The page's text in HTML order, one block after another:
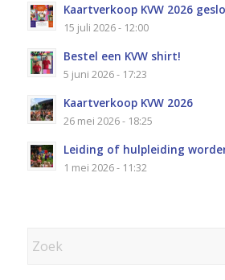
Kaartverkoop KVW 2026
15 juli 2026 - 12:00
Bestel een KVW shirt!
5 juni 2026 - 17:23
Kaartverkoop KVW 2026
26 mei 2026 - 18:25
Leiding of hulpleiding
1 mei 2026 - 11:32